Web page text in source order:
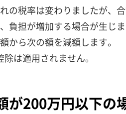
の税率は変わりましたが、
負担が増加する場合が生じ
から次の額を減額します。
は適用されません。
が200万円以下の